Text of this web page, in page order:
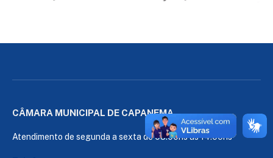
CÂMARA MUNICIPAL DE CAPANEMA
Atendimento de segunda a sexta de 08:00hs às 14:00hs